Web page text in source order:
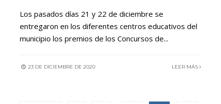
Los pasados días 21 y 22 de diciembre se
entregaron en los diferentes centros educativos del
municipio los premios de los Concursos de...
23 DE DICIEMBRE DE 2020 LEER MÁS